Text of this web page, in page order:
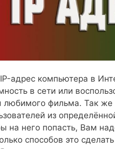
адрес компьютера в
в сети или
любимого фильма. Так же
из
на него попасть, Вам
способов это